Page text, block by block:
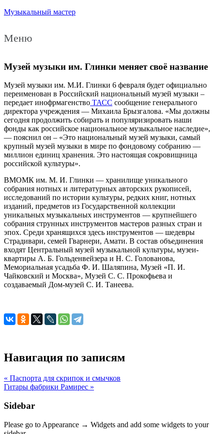
Музыкальный мастер
Меню
Музей музыки им. Глинки меняет своё название
Музей музыки им. М.И. Глинки 6 февраля будет официально
переименован в Российский национальный музей музыки –
передает инофрмагенство ТАСС сообщение генерального
директора учреждения — Михаила Брызгалова. «Мы должны
сегодня продолжить собирать и популяризировать наши
фонды как российское национальное музыкальное наследие»,
— пояснил он – «Это национальный музей музыки, самый
крупный музей музыки в мире по фондовому собранию —
миллион единиц хранения. Это настоящая сокровищница
российской культуры».
ВМОМК им. М. И. Глинки — хранилище уникального
собрания нотных и литературных авторских рукописей,
исследований по истории культуры, редких книг, нотных
изданий, предметов из Государственной коллекции
уникальных музыкальных инструментов — крупнейшего
собрания струнных инструментов мастеров разных стран и
эпох. Среди хранящихся здесь инструментов — шедевры
Страдивари, семей Гварнери, Амати. В состав объединения
входят Центральный музей музыкальной культуры, музеи-
квартиры А. Б. Гольденвейзера и Н. С. Голованова,
Мемориальная усадьба Ф. И. Шаляпина, Музей «П. И.
Чайковский и Москва», Музей С. С. Прокофьева и
создаваемый Дом-музей С. И. Танеева.
Навигация по записям
« Паспорта для скрипок и смычков
Гитары фабрики Рамирес »
Sidebar
Please go to Appearance → Widgets and add some widgets to your